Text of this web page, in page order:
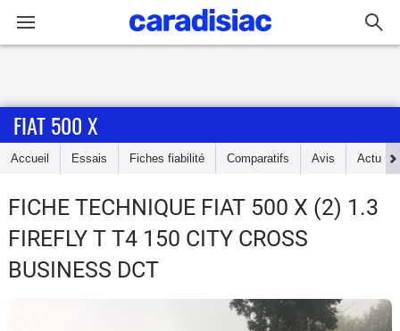
Accueil
Essais
Guide
d'achat
FIAT 500 X
Accueil Essais Fiches fiabilité Comparatifs Avis Actu
FICHE TECHNIQUE FIAT 500 X (2) 1.3
FIREFLY T T4 150 CITY CROSS
BUSINESS DCT